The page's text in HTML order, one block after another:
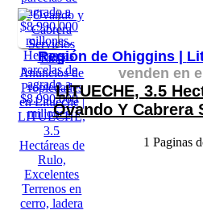
Región de Ohiggins |
venden en
LITUECHE, 3.5
Ovando Y Cabrera
1 Paginas